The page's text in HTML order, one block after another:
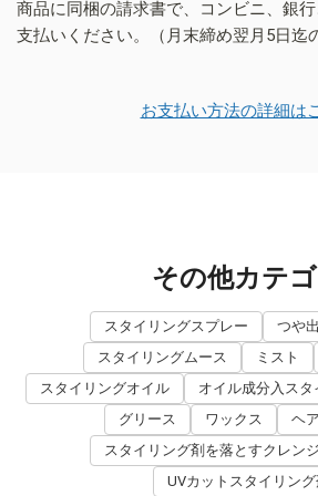
商品に同梱の請求書で、コンビニ、銀
支払いください。（月末締め翌月5日迄
お支払い方法の詳細は
その他カテゴ
スタイリングスプレー
つや
スタイリングムース
ミスト
スタイリングオイル
オイル成分入スタ
グリース
ワックス
ヘ
スタイリング剤を落とすクレン
UVカットスタイリング